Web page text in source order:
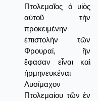
Πτολεμαῖος ὁ υἱὸς
αὐτοῦ τὴν
προκειμένην
ἐπιστολὴν τῶν
Φρουραί, ἣν
ἔφασαν εἶναι καὶ
ἡρμηνευκέναι
Λυσίμαχον
Πτολεμαίου τῶν ἐν